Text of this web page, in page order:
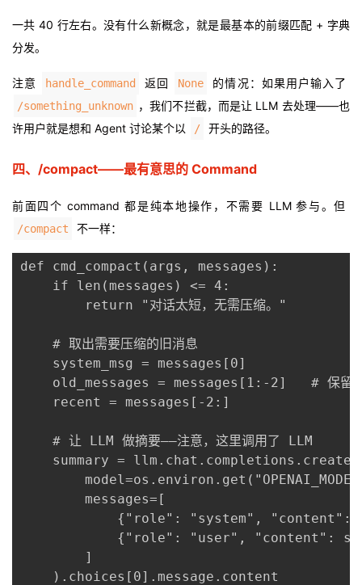
一共 40 行左右。没有什么新概念，就是最基本的前缀匹配 + 字典
分发。
注意 handle_command 返回 None 的情况：如果用户输入了
/something_unknown ，我们不拦截，而是让 LLM 去处理——也
许用户就是想和 Agent 讨论某个以
/ 开头的路径。
四、/compact——最有意思的 Command
前面四个 command 都是纯本地操作，不需要 LLM 参与。但
/compact 不一样：
def cmd_compact(args, messages):
if len(messages) <= 4:
return "对话太短，无需压缩。"
# 取出需要压缩的旧消息
system_msg = messages[0]
old_messages = messages[1:-2]   # 保留
recent = messages[-2:]
# 让 LLM 做摘要——注意，这里调用了 LLM
summary = llm.chat.completions.create(
messages=[
{"role": "system", "content": "请用中文简
{"role": "user", "content":
]
).choices[0].message.content